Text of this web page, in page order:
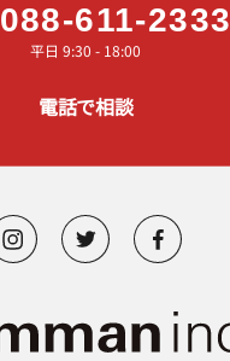
088-611-2333
平日 9:30 - 18:00
電話で相談